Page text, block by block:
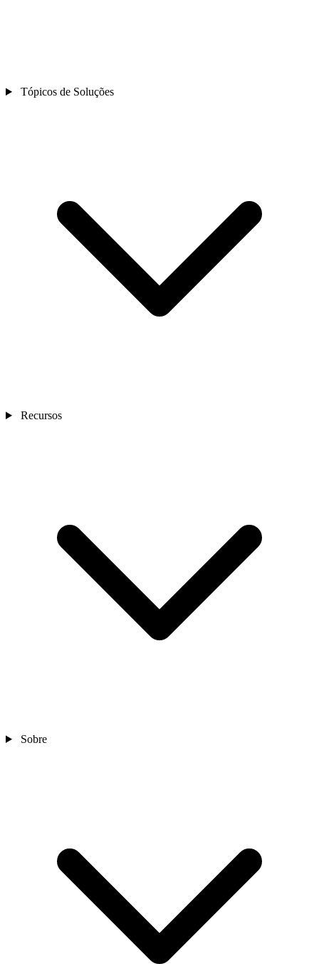
Tópicos de Soluções
Recursos
Sobre